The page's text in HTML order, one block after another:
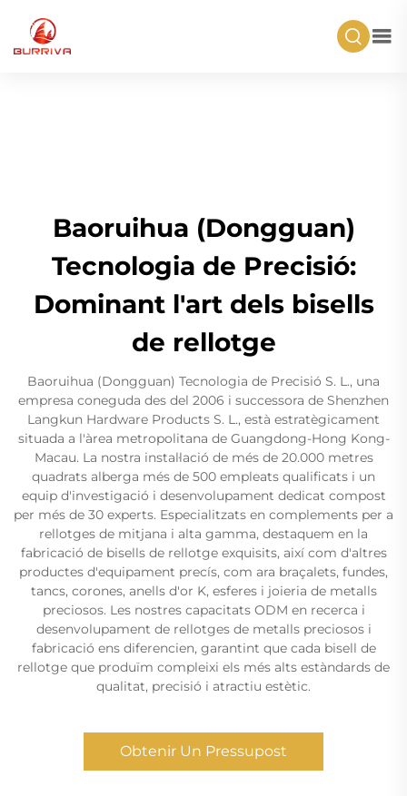
Baoruihua (Dongguan)
Tecnologia de Precisió:
Dominant l'art dels bisells
de rellotge
Baoruihua (Dongguan) Tecnologia de Precisió S. L., una
empresa coneguda des del 2006 i successora de Shenzhen
Langkun Hardware Products S. L., està estratègicament
situada a l'àrea metropolitana de Guangdong-Hong Kong-
Macau. La nostra instal·lació de més de 20.000 metres
quadrats alberga més de 500 empleats qualificats i un
equip d'investigació i desenvolupament dedicat compost
per més de 30 experts. Especialitzats en complements per a
rellotges de mitjana i alta gamma, destaquem en la
fabricació de bisells de rellotge exquisits, així com d'altres
productes d'equipament precís, com ara braçalets, fundes,
tancs, corones, anells d'or K, esferes i joieria de metalls
preciosos. Les nostres capacitats ODM en recerca i
desenvolupament de rellotges de metalls preciosos i
fabricació ens diferencien, garantint que cada bisell de
rellotge que produïm compleixi els més alts estàndards de
qualitat, precisió i atractiu estètic.
Obtenir Un Pressupost